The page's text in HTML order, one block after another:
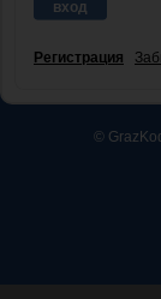
Регистрация
©